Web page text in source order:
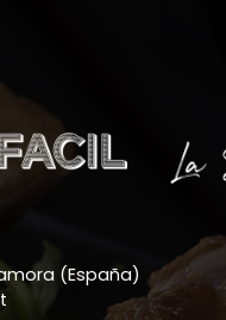
(España)